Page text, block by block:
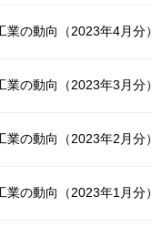
業の動向（2023年4月分）
業の動向（2023年3月分）
業の動向（2023年2月分）
業の動向（2023年1月分）